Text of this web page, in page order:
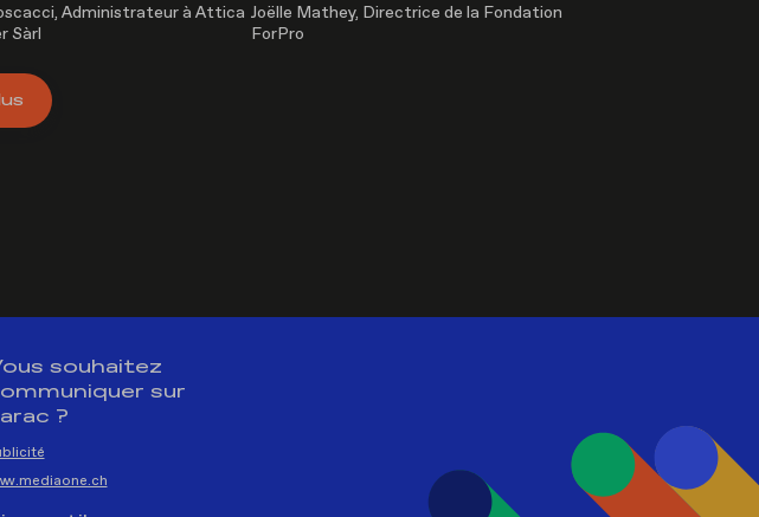
Administrateur à Attica
Sàrl
Joëlle Mathey, Directrice de la Fondation
ForPro
souhaitez
sur
?